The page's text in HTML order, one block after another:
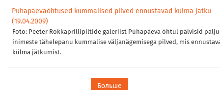
Pühapäevaõhtused kummalised pilved ennustavad külma jätku
(19.04.2009)
Foto: Peeter Rokkaprillipiltide galeriist Pühapäeva õhtul pälvisid
inimeste tähelepanu kummalise väljanägemisega pilved, mis
külma jätkumist.
Больше